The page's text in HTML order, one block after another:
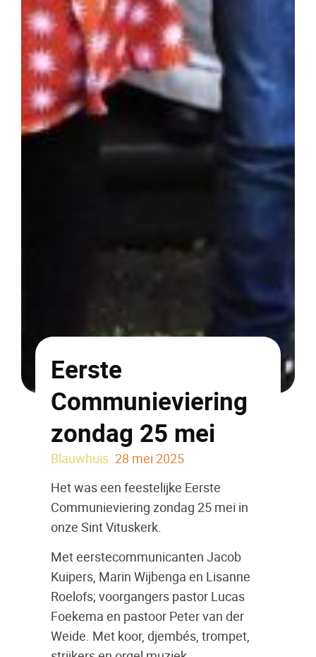
Eerste
Communieviering
zondag 25 mei
Blauwhuis 28 mei 2025
Het was een feestelijke Eerste
Communieviering zondag 25 mei in
onze Sint Vituskerk.
Met eerstecommunicanten Jacob
Kuipers, Marin Wijbenga en Lisanne
Roelofs; voorgangers pastor Lucas
Foekema en pastoor Peter van der
Weide. Met koor, djembés, trompet,